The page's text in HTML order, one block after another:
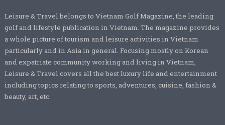
Leisure & Travel belongs to Vietnam Golf Magazine, the leading
golf and lifestyle publication in Vietnam. The magazine provides
a whole picture of tourism and leisure activities in Vietnam
particularly and in Asia in general. Focusing mostly on Korean
and expatriate community working and living in Vietnam,
Leisure & Travel covers all the best luxury life and entertainment
including topics relating to sports, adventures, cuisine, fashion &
beauty, art, etc.